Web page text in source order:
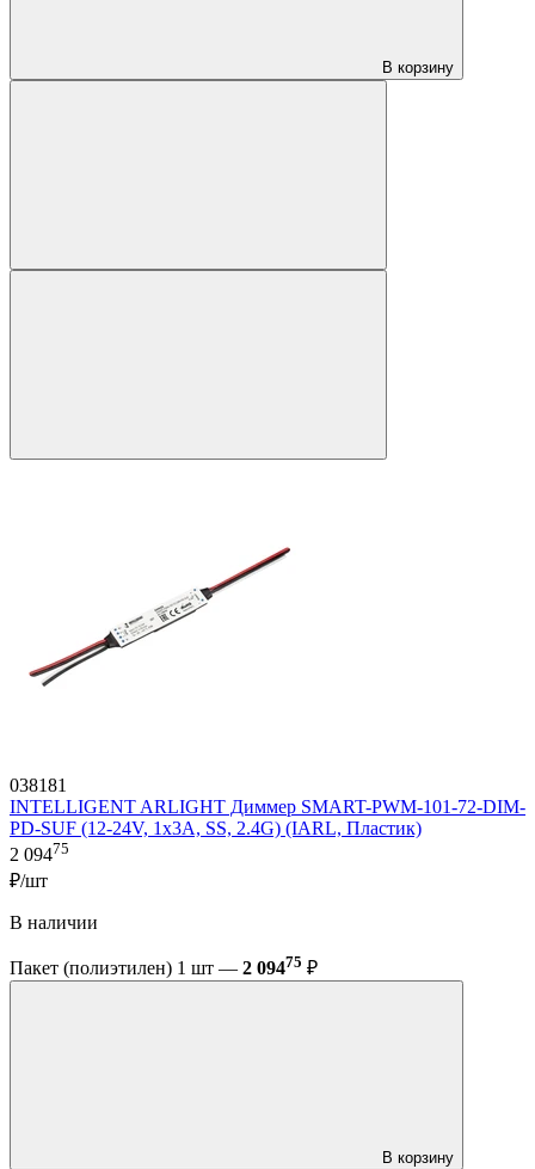
В корзину
038181
INTELLIGENT ARLIGHT Диммер SMART-PWM-101-72-DIM-
PD-SUF (12-24V, 1x3A, SS, 2.4G) (IARL, Пластик)
2 09475
₽/шт
В наличии
Пакет (полиэтилен) 1 шт — 2 09475 ₽
В корзину